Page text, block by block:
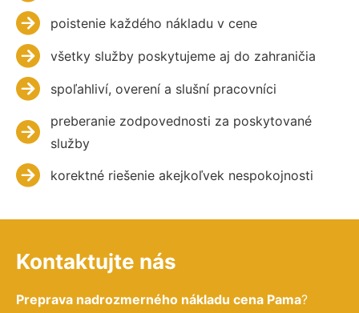
poistenie každého nákladu v cene
všetky služby poskytujeme aj do zahraničia
spoľahliví, overení a slušní pracovníci
preberanie zodpovednosti za poskytované
služby
korektné riešenie akejkoľvek nespokojnosti
Kontaktujte nás
Preprava nadrozmerného nákladu cena Pama?